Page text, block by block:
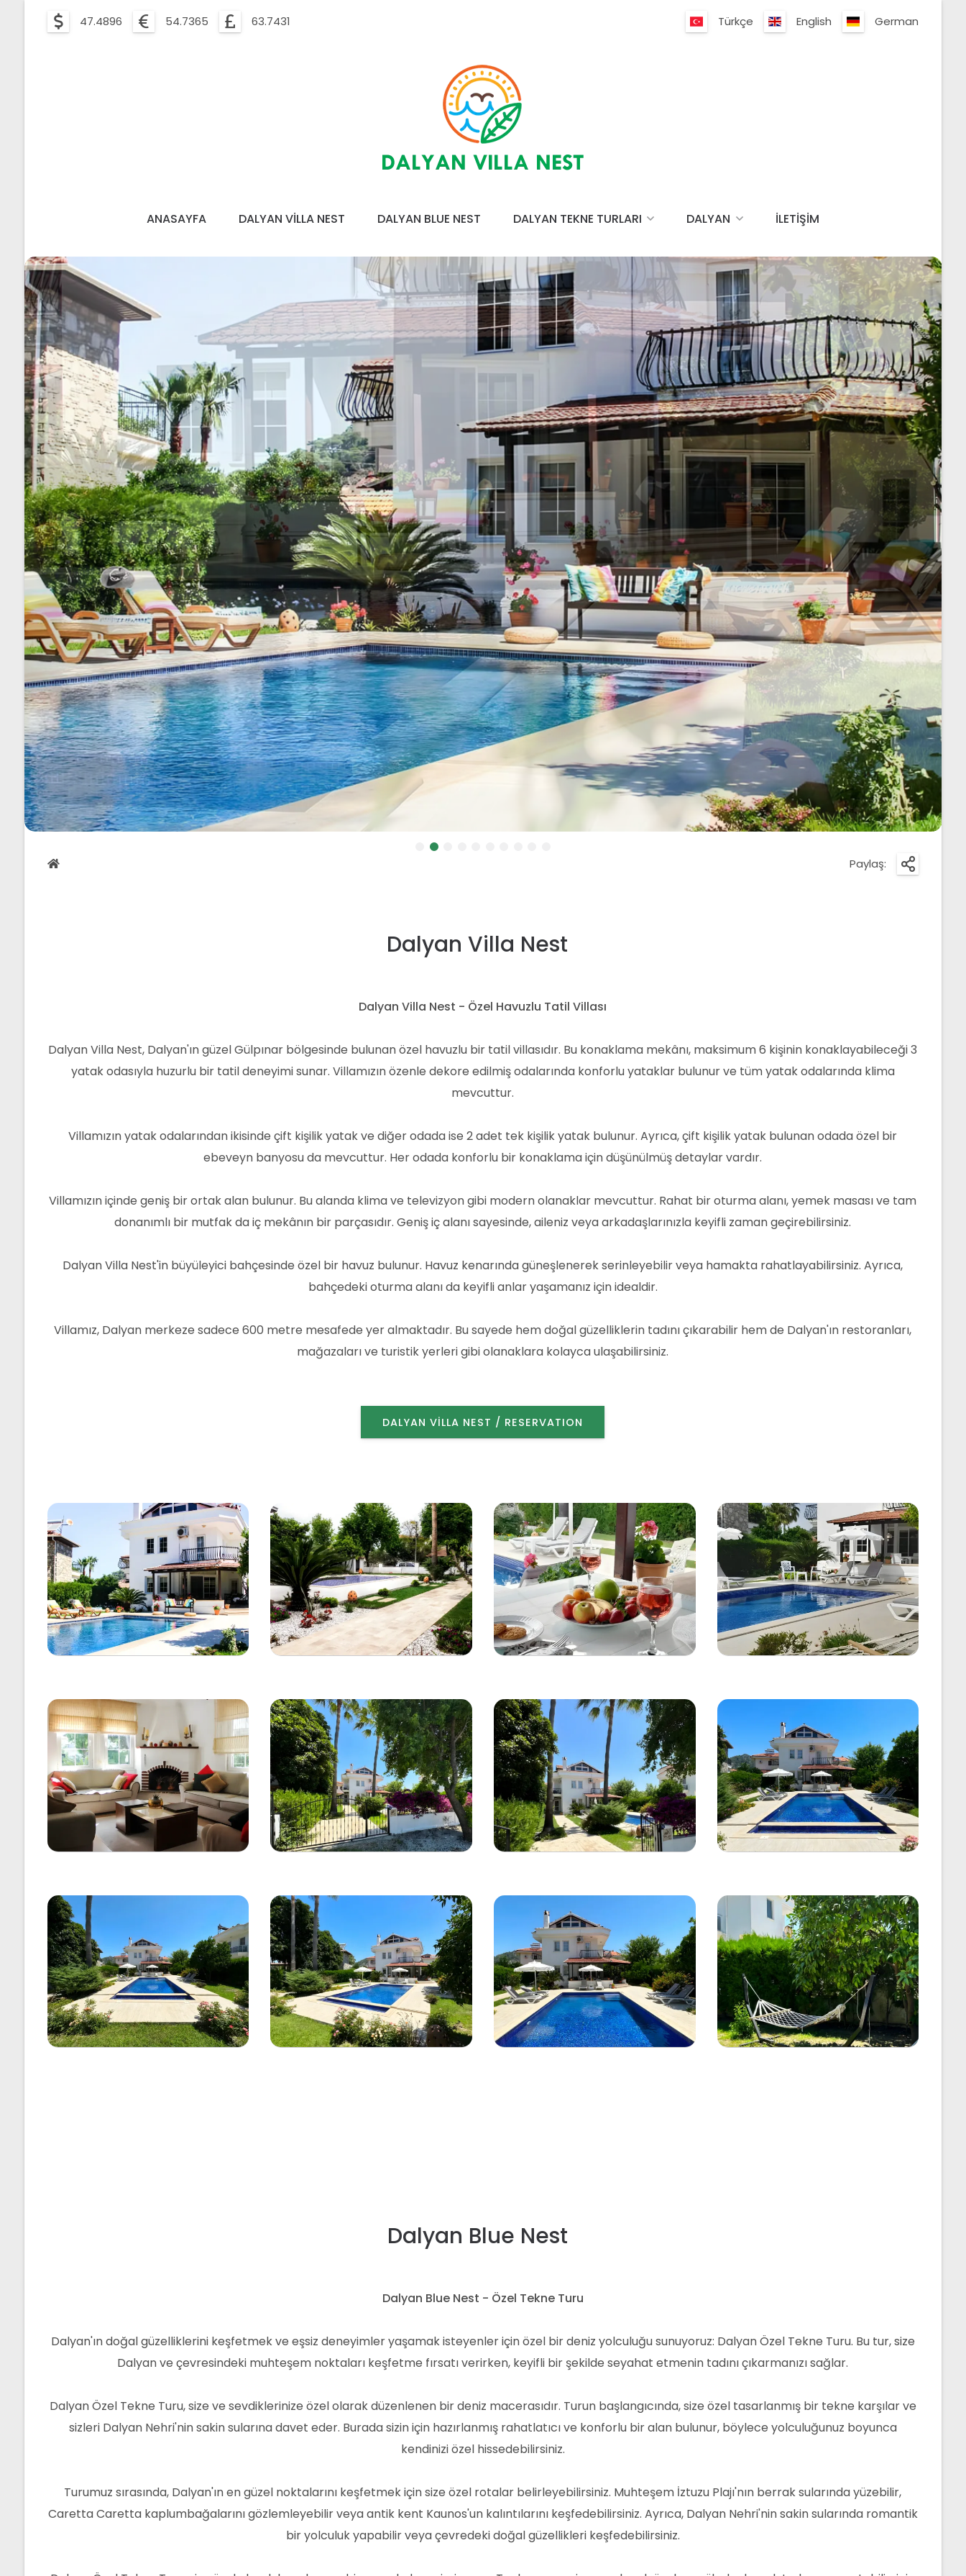
47.4896 54.7365 63.7431 Türkçe English German
ANASAYFA DALYAN VILLA NEST DALYAN BLUE NEST DALYAN TEKNE TURLARI DALYAN İLETIŞIM
Paylaş:
Dalyan Villa Nest
Dalyan Villa Nest - Özel Havuzlu Tatil Villası
Dalyan Villa Nest, Dalyan'ın güzel Gülpınar bölgesinde bulunan özel havuzlu bir tatil villasıdır. Bu konaklama mekânı, maksimum 6 kişinin konaklayabileceği 3
yatak odasıyla huzurlu bir tatil deneyimi sunar. Villamızın özenle dekore edilmiş odalarında konforlu yataklar bulunur ve tüm yatak odalarında klima
mevcuttur.
Villamızın yatak odalarından ikisinde çift kişilik yatak ve diğer odada ise 2 adet tek kişilik yatak bulunur. Ayrıca, çift kişilik yatak bulunan odada özel bir
ebeveyn banyosu da mevcuttur. Her odada konforlu bir konaklama için düşünülmüş detaylar vardır.
Villamızın içinde geniş bir ortak alan bulunur. Bu alanda klima ve televizyon gibi modern olanaklar mevcuttur. Rahat bir oturma alanı, yemek masası ve tam
donanımlı bir mutfak da iç mekânın bir parçasıdır. Geniş iç alanı sayesinde, aileniz veya arkadaşlarınızla keyifli zaman geçirebilirsiniz.
Dalyan Villa Nest'in büyüleyici bahçesinde özel bir havuz bulunur. Havuz kenarında güneşlenerek serinleyebilir veya hamakta rahatlayabilirsiniz. Ayrıca,
bahçedeki oturma alanı da keyifli anlar yaşamanız için idealdir.
Villamız, Dalyan merkeze sadece 600 metre mesafede yer almaktadır. Bu sayede hem doğal güzelliklerin tadını çıkarabilir hem de Dalyan'ın restoranları,
mağazaları ve turistik yerleri gibi olanaklara kolayca ulaşabilirsiniz.
DALYAN VILLA NEST / RESERVATION
Dalyan Blue Nest
Dalyan Blue Nest - Özel Tekne Turu
Dalyan'ın doğal güzelliklerini keşfetmek ve eşsiz deneyimler yaşamak isteyenler için özel bir deniz yolculuğu sunuyoruz: Dalyan Özel Tekne Turu. Bu tur, size
Dalyan ve çevresindeki muhteşem noktaları keşfetme fırsatı verirken, keyifli bir şekilde seyahat etmenin tadını çıkarmanızı sağlar.
Dalyan Özel Tekne Turu, size ve sevdiklerinize özel olarak düzenlenen bir deniz macerasıdır. Turun başlangıcında, size özel tasarlanmış bir tekne karşılar ve
sizleri Dalyan Nehri'nin sakin sularına davet eder. Burada sizin için hazırlanmış rahatlatıcı ve konforlu bir alan bulunur, böylece yolculuğunuz boyunca
kendinizi özel hissedebilirsiniz.
Turumuz sırasında, Dalyan'ın en güzel noktalarını keşfetmek için size özel rotalar belirleyebilirsiniz. Muhteşem İztuzu Plajı'nın berrak sularında yüzebilir,
Caretta Caretta kaplumbağalarını gözlemleyebilir veya antik kent Kaunos'un kalıntılarını keşfedebilirsiniz. Ayrıca, Dalyan Nehri'nin sakin sularında romantik
bir yolculuk yapabilir veya çevredeki doğal güzellikleri keşfedebilirsiniz.